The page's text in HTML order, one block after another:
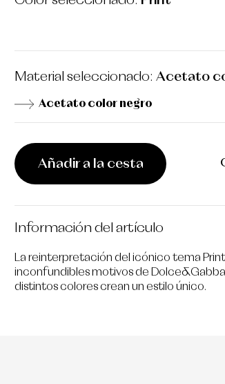
Material seleccionado: Acetato
Acetato color negro
Añadir a la cesta
Información del artículo
La reinterpretación del icónico tema
inconfundibles motivos de
distintos colores crean un estilo único.